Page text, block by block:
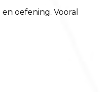
oefening. Vooral